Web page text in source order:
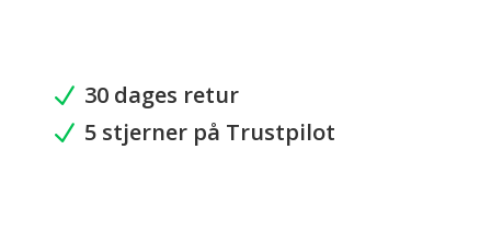
mm
alu.
antal
N 30 dages retur
N 5 stjerner på Trustpilot